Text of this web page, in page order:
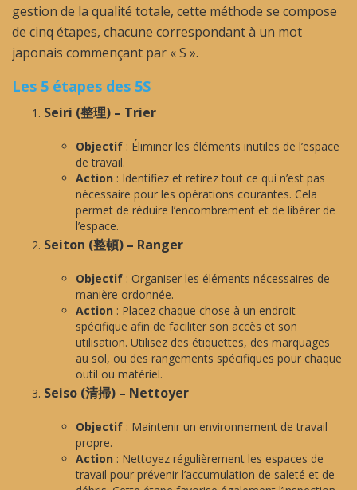
gestion de la qualité totale, cette méthode se compose
de cinq étapes, chacune correspondant à un mot
japonais commençant par « S ».
Les 5 étapes des 5S
Seiri (整理) – Trier
Objectif : Éliminer les éléments inutiles de l’espace
de travail.
Action : Identifiez et retirez tout ce qui n’est pas
nécessaire pour les opérations courantes. Cela
permet de réduire l’encombrement et de libérer de
l’espace.
Seiton (整頓) – Ranger
Objectif : Organiser les éléments nécessaires de
manière ordonnée.
Action : Placez chaque chose à un endroit
spécifique afin de faciliter son accès et son
utilisation. Utilisez des étiquettes, des marquages
au sol, ou des rangements spécifiques pour chaque
outil ou matériel.
Seiso (清掃) – Nettoyer
Objectif : Maintenir un environnement de travail
propre.
Action : Nettoyez régulièrement les espaces de
travail pour prévenir l’accumulation de saleté et de